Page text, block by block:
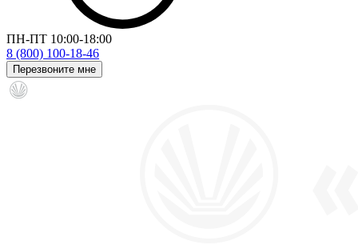
ПН-ПТ 10:00-18:00
8 (800) 100-18-46
Перезвоните мне